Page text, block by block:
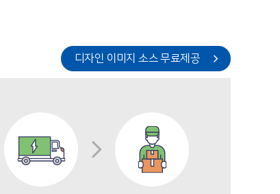
디자인 이미지 소스 무료제공